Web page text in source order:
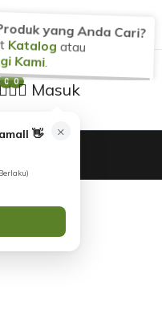
0 0 Masuk
×
👋
yang Anda Cari?
Katalogatau
Kami